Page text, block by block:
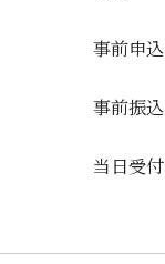
事前申込
事前振込
当日受付